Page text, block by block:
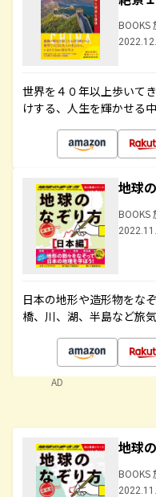
BOOKS
世界を４０年以上歩いて
けする、人生を輝かせる
地球
BOOKS
日本の地形や造形物をな
橋、川、湖、半島など旅
AD
地球
BOOKS